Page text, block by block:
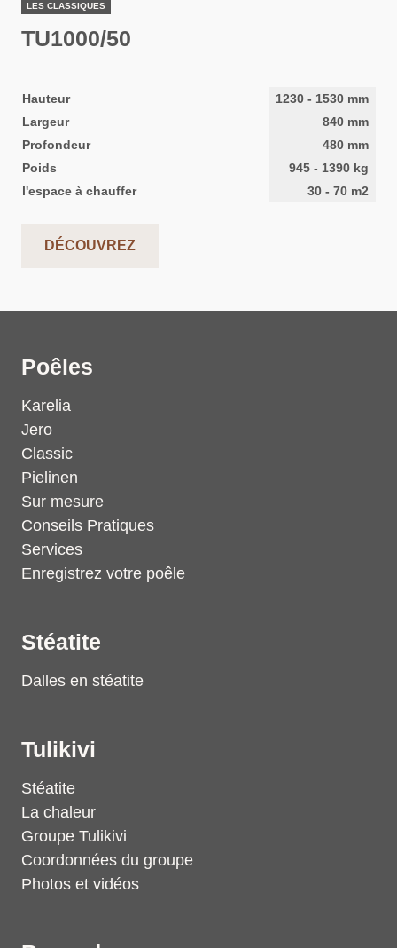
LES CLASSIQUES
TU1000/50
Hauteur 1230 - 1530 mm
Largeur
840 mm
Profondeur
480 mm
Poids
945 - 1390 kg
l'espace à chauffer
30 - 70 m2
DÉCOUVREZ
Poêles
Karelia
Jero
Classic
Pielinen
Sur mesure
Conseils Pratiques
Services
Enregistrez votre poêle
Stéatite
Dalles en stéatite
Tulikivi
Stéatite
La chaleur
Groupe Tulikivi
Coordonnées du groupe
Photos et vidéos